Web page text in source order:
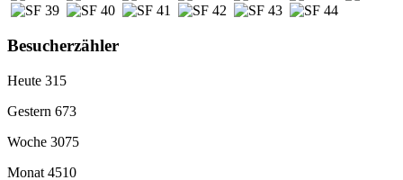
Besucherzähler
Heute 315
Gestern 673
Woche 3075
Monat 4510